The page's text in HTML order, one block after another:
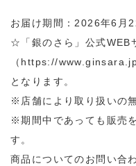
お届け期間：2026年6月
☆「銀のさら」公式WEB
（ https://
となります。
※店舗により取り扱いの
※期間中であっても販売
す。
商品についてのお問い合